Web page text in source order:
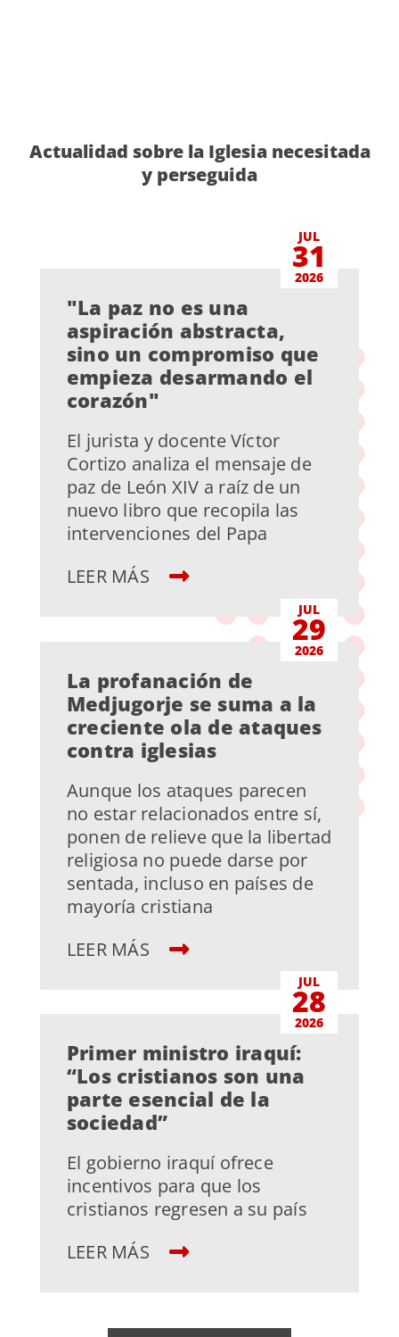
Actualidad sobre la Iglesia necesitada
y perseguida
JUL
31
2026
"La paz no es una
aspiración abstracta,
sino un compromiso que
empieza desarmando el
corazón"
El jurista y docente Víctor
Cortizo analiza el mensaje de
paz de León XIV a raíz de un
nuevo libro que recopila las
intervenciones del Papa
LEER MÁS
JUL
29
2026
La profanación de
Medjugorje se suma a la
creciente ola de ataques
contra iglesias
Aunque los ataques parecen
no estar relacionados entre sí,
ponen de relieve que la libertad
religiosa no puede darse por
sentada, incluso en países de
mayoría cristiana
LEER MÁS
JUL
28
2026
Primer ministro iraquí:
“Los cristianos son una
parte esencial de la
sociedad”
El gobierno iraquí ofrece
incentivos para que los
cristianos regresen a su país
LEER MÁS